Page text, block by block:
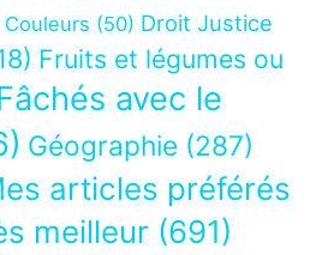
Couleurs (50) Droit Justice
Fruits et légumes ou
avec le
Géographie (287)
articles préférés
meilleur (691)